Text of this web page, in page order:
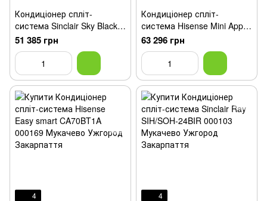
Кондиціонер спліт-
система Sinclair Sky Black
SIM/SOM-24BS3B
51 385 грн
Кондиціонер спліт-
система Hisense Mini Apple
pie WINTER
63 296 грн
4 4